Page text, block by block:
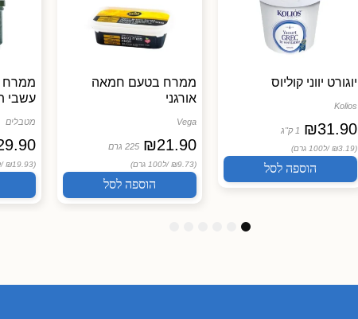
יוגורט יווני קוליוס
Kolios
₪31.90 1 ק"ג
(₪3.19 / ל100 גרם)
הוספה לסל
ממרח בטעם חמאה
אורגני
Vega
₪21.90 225 גרם
(₪9.73 / ל100 גרם)
הוספה לסל
ממרח
עשבי
מטבלים
(₪19.93 /